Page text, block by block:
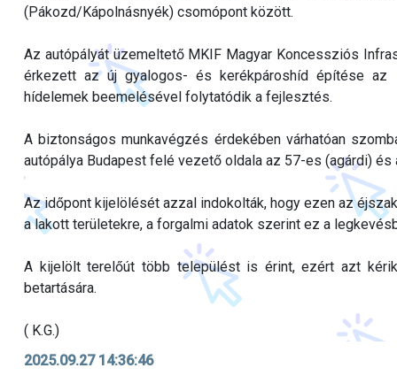
(Pákozd/Kápolnásnyék) csomópont között.
Az autópályát üzemeltető MKIF Magyar Koncessziós
érkezett az új gyalogos- és kerékpároshíd építése az
hídelemek beemelésével folytatódik a fejlesztés.
A biztonságos munkavégzés érdekében várhatóan
autópálya Budapest felé vezető oldala az 57-es (agárdi)
Az időpont kijelölését azzal indokolták, hogy ezen az
a lakott területekre, a forgalmi adatok szerint ez a
A kijelölt terelőút több települést is érint, ezért azt
betartására.
( K.G.)
2025.09.27 14:36:46